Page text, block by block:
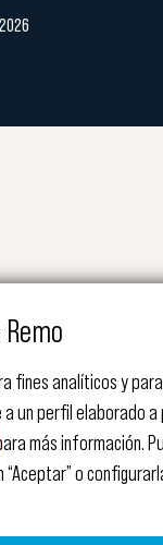
fines analíticos y para
un perfil elaborado
más información.
o